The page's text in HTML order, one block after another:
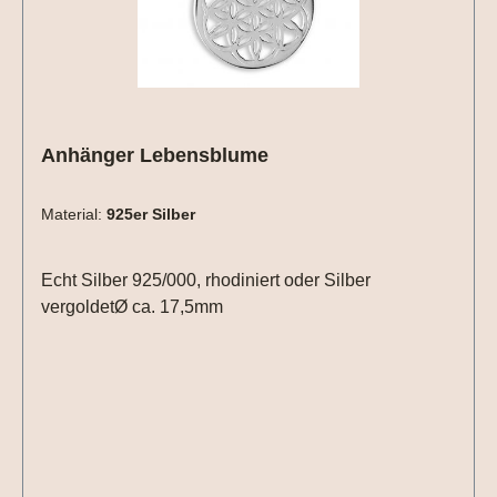
Anhänger Lebensblume
Material: 925er Silber
Echt Silber 925/000, rhodiniert oder Silber
vergoldetØ ca. 17,5mm